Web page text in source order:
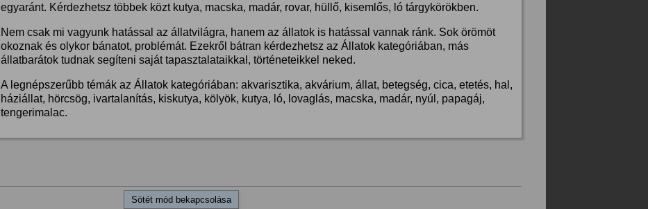
egyaránt. Kérdezhetsz többek közt kutya, macska, madár, rovar, hüllő, kisemlős, ló tárgykörökben.
Nem csak mi vagyunk hatással az állatvilágra, hanem az állatok is hatással vannak ránk. Sok örömöt
okoznak és olykor bánatot, problémát. Ezekről bátran kérdezhetsz az Állatok kategóriában, más
állatbarátok tudnak segíteni saját tapasztalataikkal, történeteikkel neked.
A legnépszerűbb témák az Állatok kategóriában: akvarisztika, akvárium, állat, betegség, cica, etetés, hal,
háziállat, hörcsög, ivartalanítás, kiskutya, kölyök, kutya, ló, lovaglás, macska, madár, nyúl, papagáj,
tengerimalac.
Sötét mód bekapcsolása